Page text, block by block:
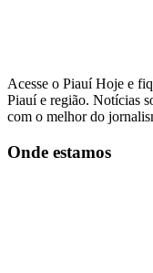
Acesse o Piauí Hoje e
Piauí e região. Notícias
com o melhor do
Onde estamos